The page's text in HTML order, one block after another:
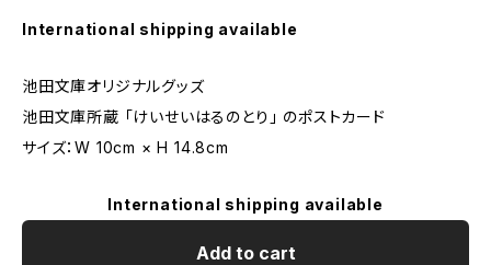
International shipping available
池田文庫オリジナルグッズ
池田文庫所蔵 「けいせいはるのとり」 のポストカード
サイズ：W 10cm × H 14.8cm
International shipping available
Add to cart